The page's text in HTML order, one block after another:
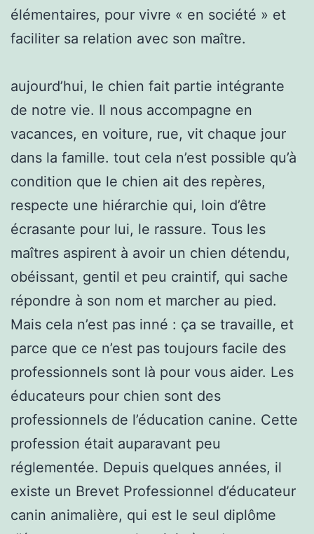
élémentaires, pour vivre « en société » et
faciliter sa relation avec son maître.
aujourd’hui, le chien fait partie intégrante
de notre vie. Il nous accompagne en
vacances, en voiture, rue, vit chaque jour
dans la famille. tout cela n’est possible qu’à
condition que le chien ait des repères,
respecte une hiérarchie qui, loin d’être
écrasante pour lui, le rassure. Tous les
maîtres aspirent à avoir un chien détendu,
obéissant, gentil et peu craintif, qui sache
répondre à son nom et marcher au pied.
Mais cela n’est pas inné : ça se travaille, et
parce que ce n’est pas toujours facile des
professionnels sont là pour vous aider. Les
éducateurs pour chien sont des
professionnels de l’éducation canine. Cette
profession était auparavant peu
réglementée. Depuis quelques années, il
existe un Brevet Professionnel d’éducateur
canin animalière, qui est le seul diplôme